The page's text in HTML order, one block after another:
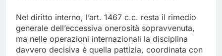
Nel diritto interno, l’art. 1467 c.c. resta il rimedio
generale dell’eccessiva onerosità sopravvenuta,
ma nelle operazioni internazionali la disciplina
davvero decisiva è quella pattizia, coordinata con